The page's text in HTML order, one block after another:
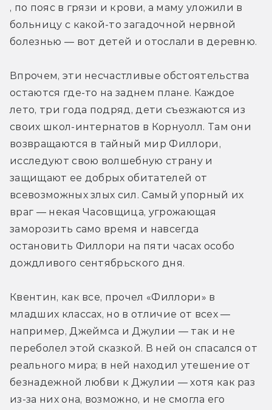
, по пояс в грязи и крови, а маму уложили в
больницу с какой-то загадочной нервной
болезнью — вот детей и отослали в деревню.
Впрочем, эти несчастливые обстоятельства
остаются где-то на заднем плане. Каждое
лето, три года подряд, дети съезжаются из
своих школ-интернатов в Корнуолл. Там они
возвращаются в тайный мир Филлори,
исследуют свою волшебную страну и
защищают ее добрых обитателей от
всевозможных злых сил. Самый упорный их
враг — некая Часовщица, угрожающая
заморозить само время и навсегда
остановить Филлори на пяти часах особо
дождливого сентябрьского дня.
Квентин, как все, прочел «Филлори» в
младших классах, но в отличие от всех —
например, Джеймса и Джулии — так и не
переболел этой сказкой. В ней он спасался от
реального мира; в ней находил утешение от
безнадежной любви к Джулии — хотя как раз
из-за них она, возможно, и не смогла его